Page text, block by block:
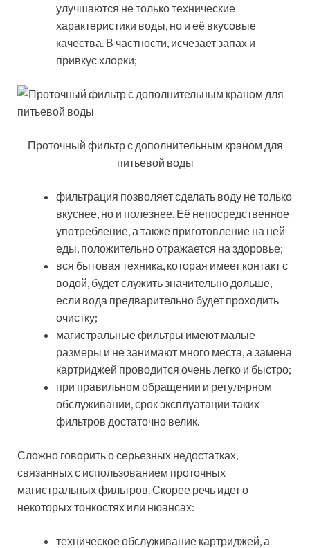
улучшаются не только технические
характеристики воды, но и её вкусовые
качества. В частности, исчезает запах и
привкус хлорки;
Проточный фильтр с дополнительным краном для
питьевой воды
фильтрация позволяет сделать воду не только
вкуснее, но и полезнее. Её непосредственное
употребление, а также приготовление на ней
еды, положительно отражается на здоровье;
вся бытовая техника, которая имеет контакт с
водой, будет служить значительно дольше,
если вода предварительно будет проходить
очистку;
магистральные фильтры имеют малые
размеры и не занимают много места, а замена
картриджей проводится очень легко и быстро;
при правильном обращении и регулярном
обслуживании, срок эксплуатации таких
фильтров достаточно велик.
Сложно говорить о серьезных недостатках,
связанных с использованием проточных
магистральных фильтров. Скорее речь идет о
некоторых тонкостях или нюансах:
техническое обслуживание картриджей, а